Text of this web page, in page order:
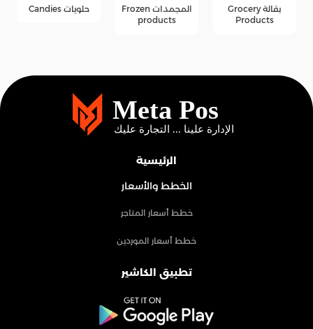
بقالة Grocery
Products
المجمدات Frozen
products
حلويات Candies
الرئيسية
الخطط والأسعار
خطط أسعار المتاجر
خطط أسعار الموردين
تطبيق الكاشير